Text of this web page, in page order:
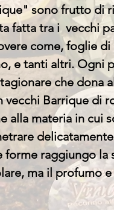
sono frutto di
fatta tra i vecchi
come, foglie
e tanti altri. Ogni
che
vecchi Barrique di
alla materia in cui
raggiungo la
ma il profumo